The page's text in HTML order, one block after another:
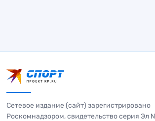
Сетевое издание (сайт) зарегистрировано
Роскомнадзором, свидетельство серия